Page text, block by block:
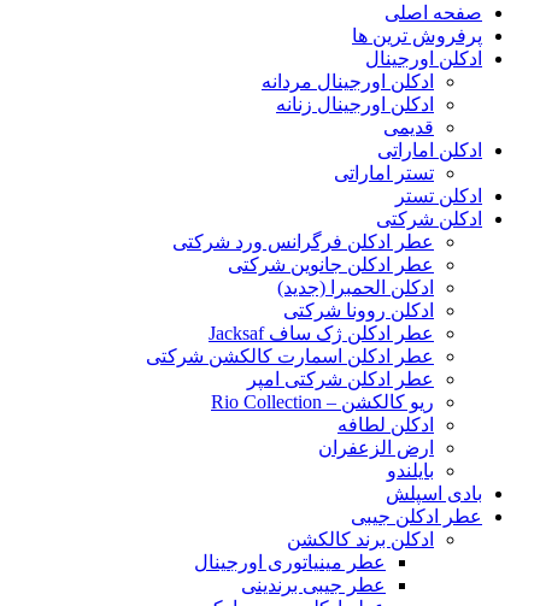
صفحه اصلی
پرفروش ترین ها
ادکلن اورجینال
ادکلن اورجینال مردانه
ادکلن اورجینال زنانه
قدیمی
ادکلن اماراتی
تستر اماراتی
ادکلن تستر
ادکلن شرکتی
عطر ادکلن فرگرانس ورد شرکتی
عطر ادکلن جانوین شرکتی
ادکلن الحمبرا (جدید)
ادکلن روونا شرکتی
عطر ادکلن ژک‌ ساف Jacksaf
عطر ادکلن اسمارت کالکشن شرکتی
عطر ادکلن شرکتی امپر
ریو کالکشن – Rio Collection
ادکلن لطافه
ارض الزعفران
بایلندو
بادی اسپلش
عطر ادکلن جیبی
ادکلن برند کالکشن
عطر مینیاتوری اورجینال
عطر جیبی برندینی